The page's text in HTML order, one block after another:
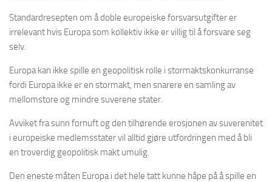
Standardresepten om å doble europeiske forsvarsutgifter er
irrelevant hvis Europa som kollektiv ikke er villig til å forsvare seg
selv.
Europa kan ikke spille en geopolitisk rolle i stormaktskonkurranse
fordi Europa ikke er en stormakt, men snarere en samling av
mellomstore og mindre suverene stater.
Avviket fra sunn fornuft og den tilhørende erosjonen av suverenitet
i europeiske medlemsstater vil alltid gjøre utfordringen med å bli
en troverdig geopolitisk makt umulig.
Den eneste måten Europa i det hele tatt kunne håpe på å spille en